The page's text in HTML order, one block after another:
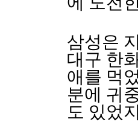
삼성은
대구 한
애를 먹
분에 귀
도 있었